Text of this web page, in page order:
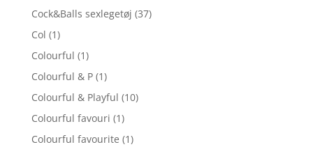
Cock&Balls sexlegetøj (37)
Col (1)
Colourful (1)
Colourful & P (1)
Colourful & Playful (10)
Colourful favouri (1)
Colourful favourite (1)